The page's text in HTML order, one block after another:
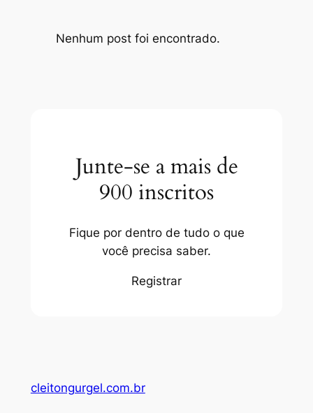
Nenhum post foi encontrado.
Junte-se a mais de
900 inscritos
Fique por dentro de tudo o que
você precisa saber.
Registrar
cleitongurgel.com.br